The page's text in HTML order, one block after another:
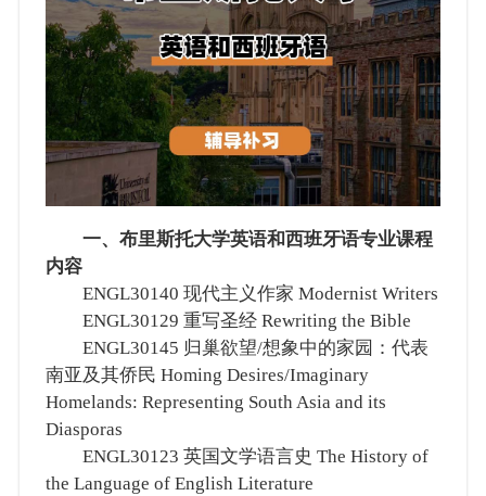
一、布里斯托大学英语和西班牙语专业课程
内容
ENGL30140 现代主义作家 Modernist Writers
ENGL30129 重写圣经 Rewriting the Bible
ENGL30145 归巢欲望/想象中的家园：代表
南亚及其侨民 Homing Desires/Imaginary
Homelands: Representing South Asia and its
Diasporas
ENGL30123 英国文学语言史 The History of
the Language of English Literature